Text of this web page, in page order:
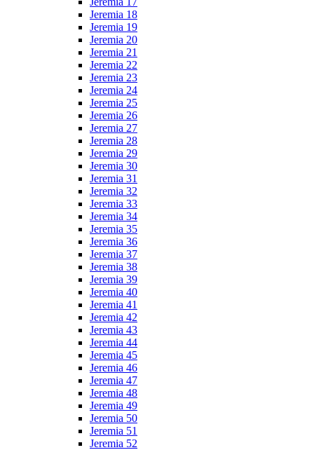
Jeremia 18
Jeremia 19
Jeremia 20
Jeremia 21
Jeremia 22
Jeremia 23
Jeremia 24
Jeremia 25
Jeremia 26
Jeremia 27
Jeremia 28
Jeremia 29
Jeremia 30
Jeremia 31
Jeremia 32
Jeremia 33
Jeremia 34
Jeremia 35
Jeremia 36
Jeremia 37
Jeremia 38
Jeremia 39
Jeremia 40
Jeremia 41
Jeremia 42
Jeremia 43
Jeremia 44
Jeremia 45
Jeremia 46
Jeremia 47
Jeremia 48
Jeremia 49
Jeremia 50
Jeremia 51
Jeremia 52